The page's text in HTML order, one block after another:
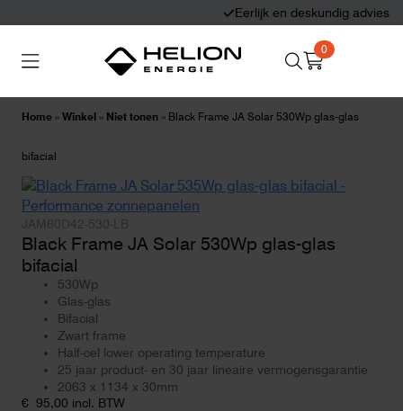
Eerlijk en deskundig advies
0
Home » Winkel » Niet tonen » Black Frame JA Solar 530Wp glas-glas
bifacial
Black Frame JA Solar 530Wp glas-glas
bifacial
530Wp
Glas-glas
Bifacial
Zwart frame
Half-cel lower operating temperature
25 jaar product- en 30 jaar lineaire vermogensgarantie
2063 x 1134 x 30mm
€ 95,00 incl. BTW
Thuisbatterijen Zonnepanelen
Laadpalen